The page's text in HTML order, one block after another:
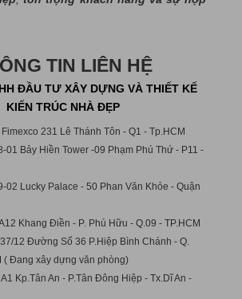
TIN LIÊN HỆ
ĐẦU TƯ XÂY DỰNG VÀ THIẾT KẾ
KIẾN TRÚC NHÀ ĐẸP
Fimexco 231 Lê Thánh Tôn - Q1 - Tp.HCM
01 Bảy Hiền Tower -09 Phạm Phú Thứ - P11 -
02 Lucky Palace - 50 Phan Văn Khỏe - Quận
Khang Điền - P. Phú Hữu - Q.09 - TP.HCM
12 Đường Số 36 P.Hiệp Bình Chánh - Q.
( Đang xây dựng văn phòng)
Kp.Tân An - P.Tân Đông Hiệp - Tx.Dĩ An -